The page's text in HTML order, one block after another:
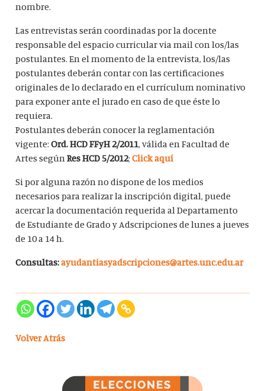
nombre.
Las entrevistas serán coordinadas por la docente
responsable del espacio curricular via mail con los/las
postulantes. En el momento de la entrevista, los/las
postulantes deberán contar con las certificaciones
originales de lo declarado en el currículum nominativo
para exponer ante el jurado en caso de que éste lo
requiera.
Postulantes deberán conocer la reglamentación
vigente:Ord. HCD FFyH 2/2011, válida en Facultad de
Artes segúnRes HCD 5/2012; Click aquí
Si por alguna razón no dispone de los medios
necesarios para realizar la inscripción digital, puede
acercar la documentación requerida al Departamento
de Estudiante de Grado y Adscripciones de lunes a jueves
de 10 a 14 h.
Consultas:ayudantiasyadscripciones@artes.unc.edu.ar
Volver Atrás